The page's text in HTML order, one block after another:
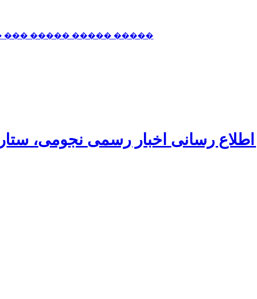
��� ����� ����� �����
رسانی اخبار رسمی نجومی،